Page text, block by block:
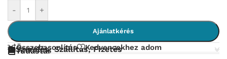
- +
Ajánlatkérés
Összehasonlítás Kedvencekhez adom
Szerelés, Szállítás, Fizetés
Tudástár